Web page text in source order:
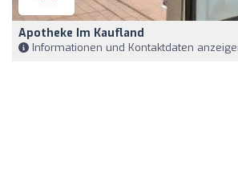
Apotheke Im Kaufland
Informationen und Kontaktdaten